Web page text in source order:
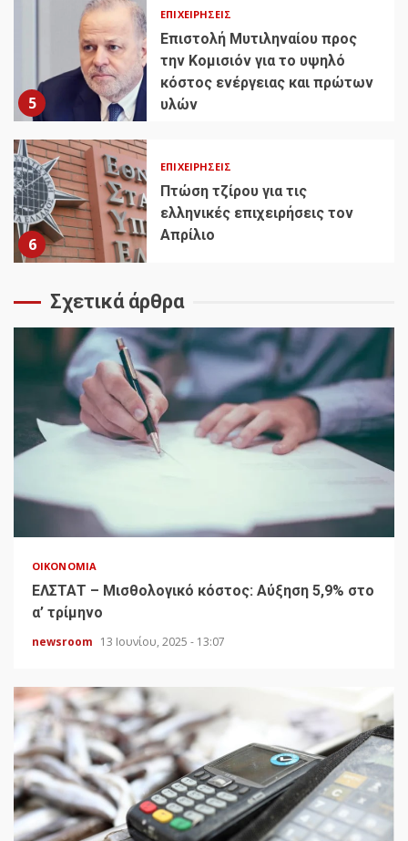
5
ΕΠΙΧΕΙΡΉΣΕΙΣ
Επιστολή Μυτιληναίου προς
την Κομισιόν για το υψηλό
κόστος ενέργειας και πρώτων
υλών
6
ΕΠΙΧΕΙΡΉΣΕΙΣ
Πτώση τζίρου για τις
ελληνικές επιχειρήσεις τον
Απρίλιο
Σχετικά άρθρα
ΟΙΚΟΝΟΜΊΑ
ΕΛΣΤΑΤ – Μισθολογικό κόστος: Αύξηση 5,9% στο
α’ τρίμηνο
newsroom 13 Ιουνίου, 2025 - 13:07